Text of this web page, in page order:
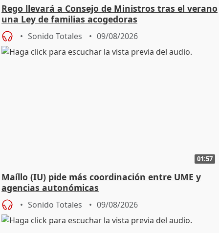
Rego llevará a Consejo de Ministros tras el verano
una Ley de familias acogedoras
Sonido Totales 09/08/2026
01:57
Maíllo (IU) pide más coordinación entre UME y
agencias autonómicas
Sonido Totales 09/08/2026